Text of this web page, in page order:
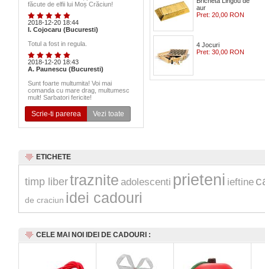
făcute de elfii lui Moș Crăciun!
2018-12-20 18:44
I. Cojocaru (Bucuresti)
Totul a fost in regula.
2018-12-20 18:43
A. Paunescu (Bucuresti)
Sunt foarte multumita! Voi mai
comanda cu mare drag, multumesc
mult! Sarbatori fericite!
Scrie-ti parerea Vezi toate
aur
Pret: 20,00 RON
4 Jocuri
Pret: 30,00 RON
ETICHETE
timp libertraznite adolescenti prieteni ieftine
de craciun idei cadouri
CELE MAI NOI IDEI DE CADOURI :